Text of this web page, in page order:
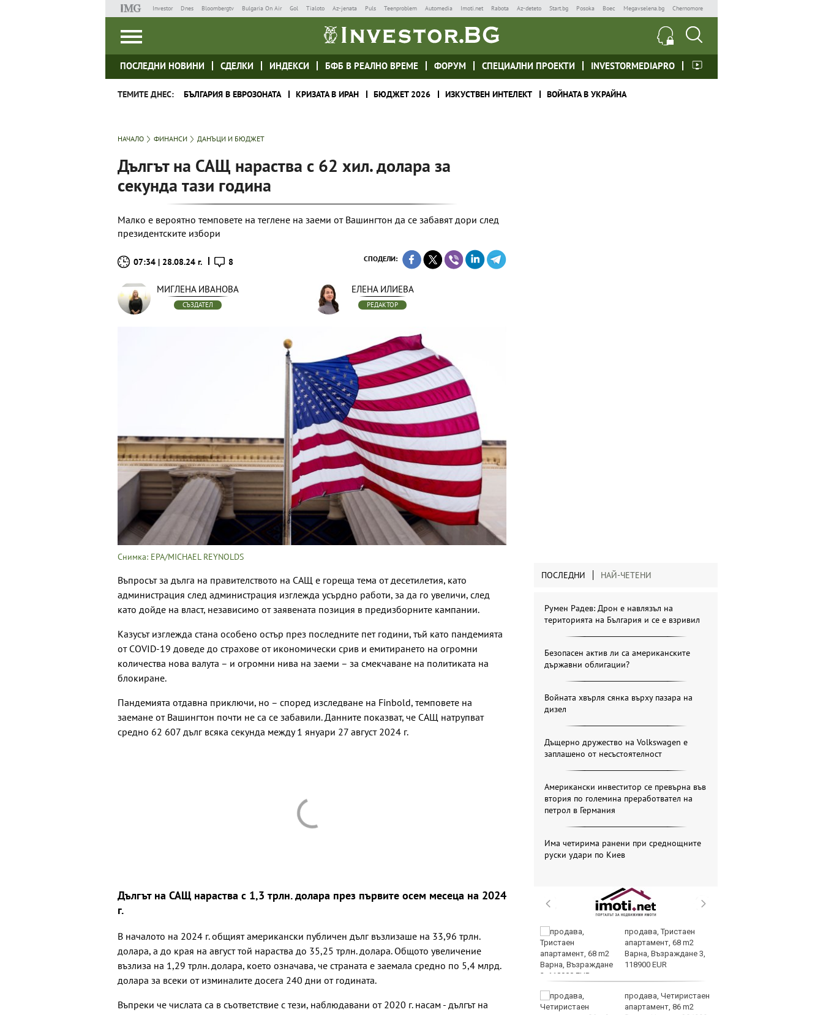
Investor Dnes Bloombergtv Bulgaria On Air Gol Tialoto Az-jenata Puls Teenproblem Automedia Imoti.net Rabota Az-deteto Start.bg Posoka Boec Megavselena.bg Chernomore
ПОСЛЕДНИ НОВИНИ СДЕЛКИ ИНДЕКСИ БФБ В РЕАЛНО ВРЕМЕ ФОРУМ СПЕЦИАЛНИ ПРОЕКТИ INVESTORMEDIAPRO
ТЕМИТЕ ДНЕС: БЪЛГАРИЯ В ЕВРОЗОНАТА КРИЗАТА В ИРАН БЮДЖЕТ 2026 ИЗКУСТВЕН ИНТЕЛЕКТ ВОЙНАТА В УКРАЙНА
НАЧАЛО ФИНАНСИ ДАНЪЦИ И БЮДЖЕТ
Дългът на САЩ нараства с 62 хил. долара за
секунда тази година
Малко е вероятно темповете на теглене на заеми от Вашингтон да се забавят дори след
президентските избори
07:34 | 28.08.24 г. 8 СПОДЕЛИ:
МИГЛЕНА ИВАНОВА
СЪЗДАТЕЛ
ЕЛЕНА ИЛИЕВА
РЕДАКТОР
Снимка: EPA/MICHAEL REYNOLDS
Въпросът за дълга на правителството на САЩ е гореща тема от десетилетия, като
администрация след администрация изглежда усърдно работи, за да го увеличи, след
като дойде на власт, независимо от заявената позиция в предизборните кампании.
Казусът изглежда стана особено остър през последните пет години, тъй като пандемията
от COVID-19 доведе до страхове от икономически срив и емитирането на огромни
количества нова валута – и огромни нива на заеми – за смекчаване на политиката на
блокиране.
Пандемията отдавна приключи, но – според изследване на Finbold, темповете на
заемане от Вашингтон почти не са се забавили. Данните показват, че САЩ натрупват
средно 62 607 дълг всяка секунда между 1 януари 27 август 2024 г.
Дългът на САЩ нараства с 1,3 трлн. долара през първите осем месеца на 2024
г.
В началото на 2024 г. общият американски публичен дълг възлизаше на 33,96 трлн.
долара, а до края на август той нараства до 35,25 трлн. долара. Общото увеличение
възлиза на 1,29 трлн. долара, което означава, че страната е заемала средно по 5,4 млрд.
долара за всеки от изминалите досега 240 дни от годината.
Въпреки че числата са в съответствие с тези, наблюдавани от 2020 г. насам - дългът на
ПОСЛЕДНИ НАЙ-ЧЕТЕНИ
Румен Радев: Дрон е навлязъл на
територията на България и се е взривил
Безопасен актив ли са американските
държавни облигации?
Войната хвърля сянка върху пазара на
дизел
Дъщерно дружество на Volkswagen е
заплашено от несъстоятелност
Американски инвеститор се превърна във
втория по големина преработвател на
петрол в Германия
Има четирима ранени при среднощните
руски удари по Киев
Румен Радев: Дрон е
нахлул в българското
въздушно
пространство
движението на
продава, Тристаен
апартамент, 68 m2
Варна, Възраждане 3,
118900 EUR
продава, Четиристаен
апартамент, 86 m2